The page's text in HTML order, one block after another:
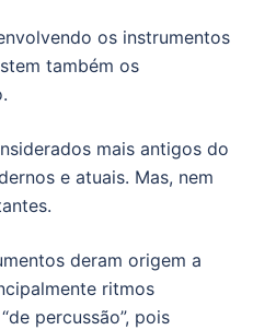
os instrumentos
também os
mais antigos do
e atuais. Mas, nem
deram origem a
ritmos
percussão”, pois